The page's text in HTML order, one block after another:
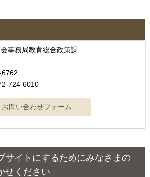
事務局教育総合政策課
6762
724-6010
サイトにするためにみなさまの
せください